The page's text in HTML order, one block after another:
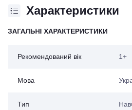
Характеристики
ЗАГАЛЬНІ ХАРАКТЕРИСТИКИ
Рекомендований вік 1+
Мова
Тип